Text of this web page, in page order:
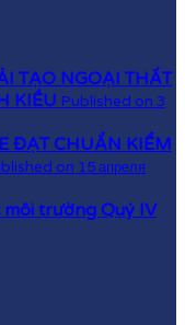
TẠO NGOẠI THẤT
KIỀU Published on 3
ĐẠT CHUẨN KIỂM
on 15 апреля
môi trường Quý IV